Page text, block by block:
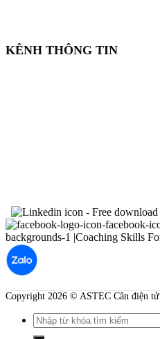
KÊNH THÔNG TIN
Copyright 2026 © ASTEC Cân điện tử
Search
for: